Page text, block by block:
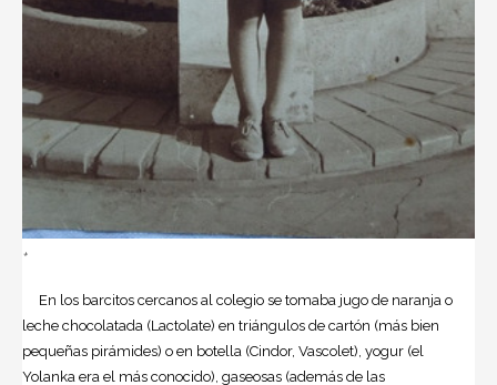
+
En los barcitos cercanos al colegio se tomaba jugo de naranja o
leche chocolatada (Lactolate) en triángulos de cartón (más bien
pequeñas pirámides) o en botella (Cindor, Vascolet), yogur (el
Yolanka era el más conocido), gaseosas (además de las